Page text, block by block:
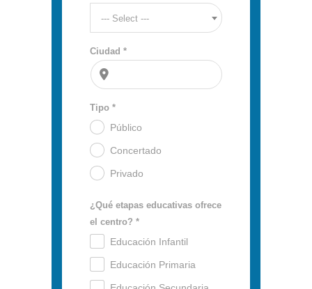
--- Select ---
Ciudad *
Tipo *
Público
Concertado
Privado
¿Qué etapas educativas ofrece
el centro? *
Educación Infantil
Educación Primaria